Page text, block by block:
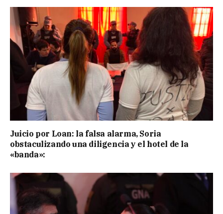
Juicio por Loan: la falsa alarma, Soria
obstaculizando una diligencia y el hotel de la
«banda»: